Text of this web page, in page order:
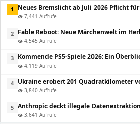
1 Neues Bremslicht ab Juli 2026 Pflicht
visibility 7,441 Aufrufe
2 Fable Reboot: Neue Märchenwelt im
visibility 4,545 Aufrufe
3 Kommende PS5-Spiele 2026: Ein
visibility 4,119 Aufrufe
4 Ukraine erobert 201 Quadratkilometer
visibility 3,840 Aufrufe
5 Anthropic deckt illegale
visibility 3,641 Aufrufe